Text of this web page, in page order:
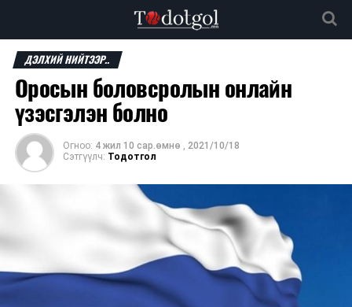
ДЭЛХИЙ НИЙТЭЭР..
Оросын боловсролын онлайн
үзэсгэлэн болно
Огноо: 4 жил 10 сар.өмнө , 2021/10/18
Сэтгүүлч: Тодотгол